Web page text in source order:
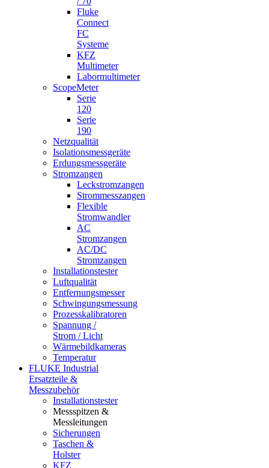
Fluke
Connect
FC
Systeme
KFZ
Multimeter
Labormultimeter
ScopeMeter
Serie
120
Serie
190
Netzqualität
Isolationsmessgeräte
Erdungsmessgeräte
Stromzangen
Leckstromzangen
Strommesszangen
Flexible
Stromwandler
AC
Stromzangen
AC/DC
Stromzangen
Installationstester
Luftqualität
Entfernungsmesser
Schwingungsmessung
Prozesskalibratoren
Spannung /
Strom / Licht
Wärmebildkameras
Temperatur
FLUKE Industrial
Ersatzteile &
Messzubehör
Installationstester
Messspitzen &
Messleitungen
Sicherungen
Taschen &
Holster
KFZ